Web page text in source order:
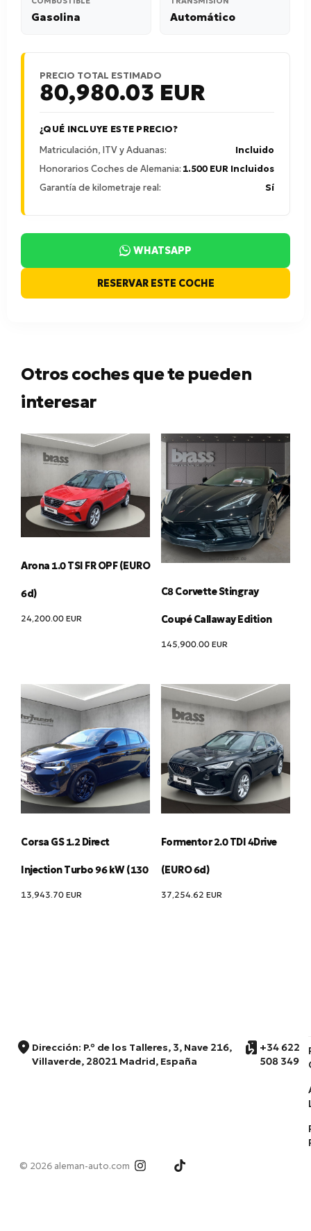
Gasolina Automático
PRECIO TOTAL ESTIMADO
80,980.03 EUR
¿QUÉ INCLUYE ESTE PRECIO?
Matriculación, ITV y Aduanas:
Incluido
Honorarios Coches de Alemania: 1.500 EUR Incluidos
Garantía de kilometraje real:
Sí
WHATSAPP
RESERVAR ESTE COCHE
Otros coches que te pueden
interesar
Arona 1.0 TSI FR OPF (EURO
6d)
24,200.00 EUR
C8 Corvette Stingray
Coupé Callaway Edition
145,900.00 EUR
Corsa GS 1.2 Direct
Injection Turbo 96 kW (130
13,943.70 EUR
Formentor 2.0 TDI 4Drive
(EURO 6d)
37,254.62 EUR
Dirección: P.º de los Talleres, 3, Nave 216,
Villaverde, 28021 Madrid, España
+34 622
508 349
© 2026 aleman-auto.com